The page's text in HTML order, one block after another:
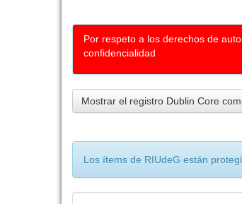
Por respeto a los derechos de
confidencialidad
Mostrar el registro Dublin Core
Los ítems de RIUdeG están